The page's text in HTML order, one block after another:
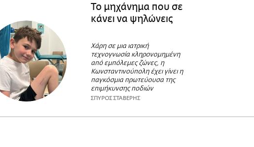
Το μηχάνημα που σε
κάνει να ψηλώνεις
Χάρη σε μια ιατρική
τεχνογνωσία κληρονομημένη
από εμπόλεμες ζώνες, η
Κωνσταντινούπολη έχει γίνει η
παγκόσμια πρωτεύουσα της
επιμήκυνσης ποδιών
ΣΠΥΡΟΣ ΣΤΑΒΕΡΗΣ